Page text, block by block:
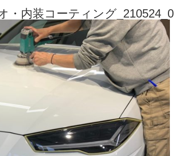
・内装コーティング_210524_0